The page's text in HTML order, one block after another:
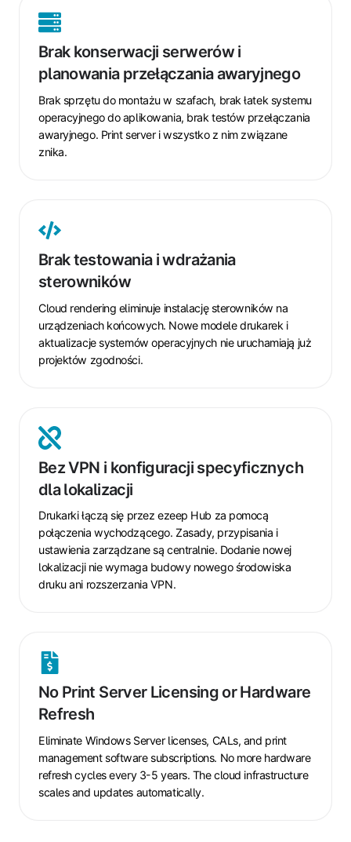
Brak konserwacji serwerów i
planowania przełączania awaryjnego
Brak sprzętu do montażu w szafach, brak łatek systemu
operacyjnego do aplikowania, brak testów przełączania
awaryjnego. Print server i wszystko z nim związane
znika.
Brak
serwerów
i
planowania
przełączania
awaryjnego
Brak testowania i wdrażania
sterowników
Cloud rendering eliminuje instalację sterowników na
urządzeniach końcowych. Nowe modele drukarek i
aktualizacje systemów operacyjnych nie uruchamiają już
projektów zgodności.
Brak
i
wdrażania
sterowników
Bez VPN i konfiguracji specyficznych
dla lokalizacji
Drukarki łączą się przez ezeep Hub za pomocą
połączenia wychodzącego. Zasady, przypisania i
ustawienia zarządzane są centralnie. Dodanie nowej
lokalizacji nie wymaga budowy nowego środowiska
druku ani rozszerzania VPN.
Bez
VPN
i
konfiguracji
specyficznych
dla
lokalizacji
No Print Server Licensing or Hardware
Refresh
Eliminate Windows Server licenses, CALs, and print
management software subscriptions. No more hardware
refresh cycles every 3-5 years. The cloud infrastructure
scales and updates automatically.
No
Server
Licensing
or
Hardware
Refresh